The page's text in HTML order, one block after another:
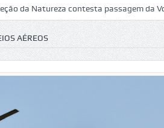
contesta passagem da Volta a
AÉREOS